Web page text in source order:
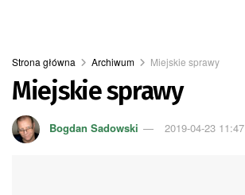
Strona główna Archiwum Miejskie sprawy
Miejskie sprawy
Bogdan Sadowski 2019-04-23 11:47